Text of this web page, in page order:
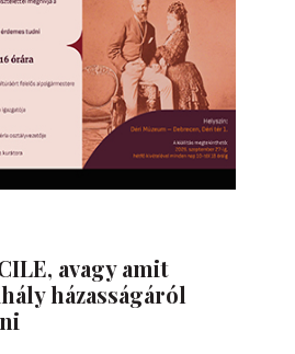
avagy amit
házasságáról